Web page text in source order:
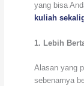
yang bisa
kuliah
1. Lebih
Alasan yang
sebenarnya